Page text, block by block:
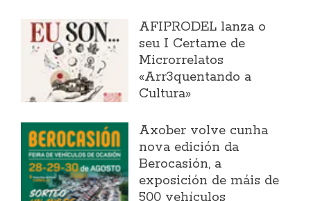
AFIPRODEL lanza o
seu I Certame de
Microrrelatos
«Arr3quentando a
Cultura»
Axober volve cunha
nova edición da
Berocasión, a
exposición de máis de
500 vehículos